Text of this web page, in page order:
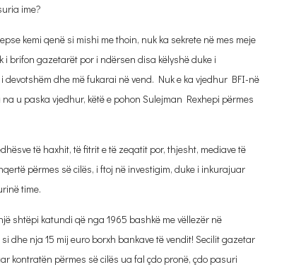
ime?
kemi qenë si mishi me thoin, nuk ka sekrete në mes meje
brifon gazetarët por i ndërsen disa këlyshë duke i
dhe më fukarai në vend. Nuk e ka vjedhur BFI-në
u paska vjedhur, këtë e pohon Sulejman Rexhepi përmes
të haxhit, të fitrit e të zeqatit por, thjesht, mediave të
përmes së cilës, i ftoj në investigim, duke i inkurajuar
time.
shtëpi katundi që nga 1965 bashkë me vëllezër në
dhe nja 15 mij euro borxh bankave të vendit! Secilit gazetar
kontratën përmes së cilës ua fal çdo pronë, çdo pasuri